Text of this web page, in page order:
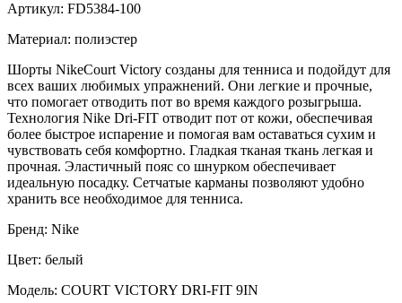
Артикул: FD5384-100
Материал: полиэстер
Шорты NikeCourt Victory созданы для тенниса и подойдут для
всех ваших любимых упражнений. Они легкие и прочные,
что помогает отводить пот во время каждого розыгрыша.
Технология Nike Dri-FIT отводит пот от кожи, обеспечивая
более быстрое испарение и помогая вам оставаться сухим и
чувствовать себя комфортно. Гладкая тканая ткань легкая и
прочная. Эластичный пояс со шнурком обеспечивает
идеальную посадку. Сетчатые карманы позволяют удобно
хранить все необходимое для тенниса.
Бренд: Nike
Цвет: белый
Модель: COURT VICTORY DRI-FIT 9IN